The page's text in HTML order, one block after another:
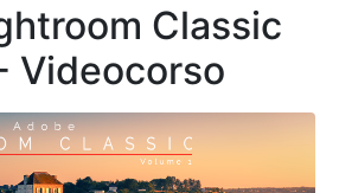
Classic
Videocorso